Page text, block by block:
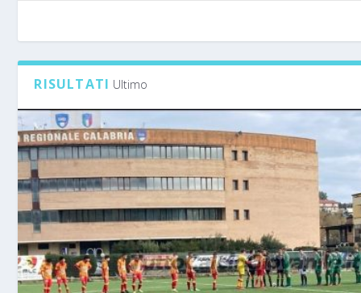
RISULTATI Ultimo